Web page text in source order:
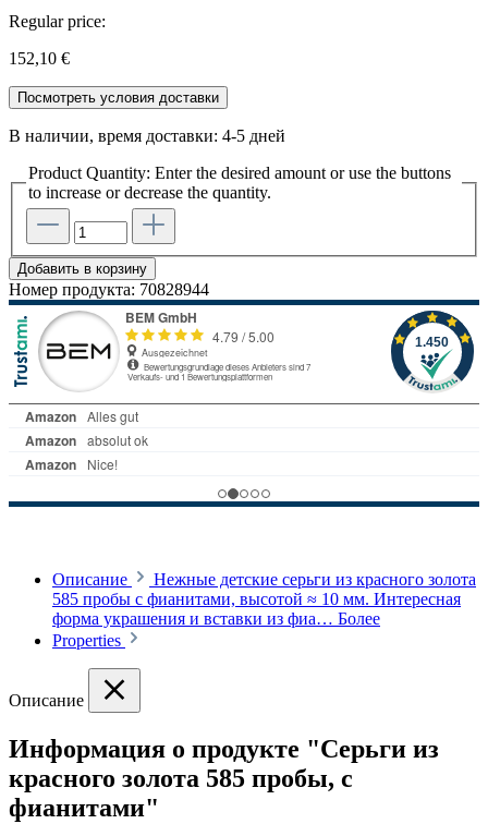
Regular price:
152,10 €
Посмотреть условия доставки
В наличии, время доставки: 4-5 дней
Product Quantity: Enter the desired amount or use the buttons
to increase or decrease the quantity.
Добавить в корзину
Номер продукта: 70828944
Описание
Нежные детские серьги из красного золота
585 пробы с фианитами, высотой ≈ 10 мм. Интересная
форма украшения и вставки из фиа… Более
Properties
Описание
Информация о продукте "Серьги из
красного золота 585 пробы, с
фианитами"